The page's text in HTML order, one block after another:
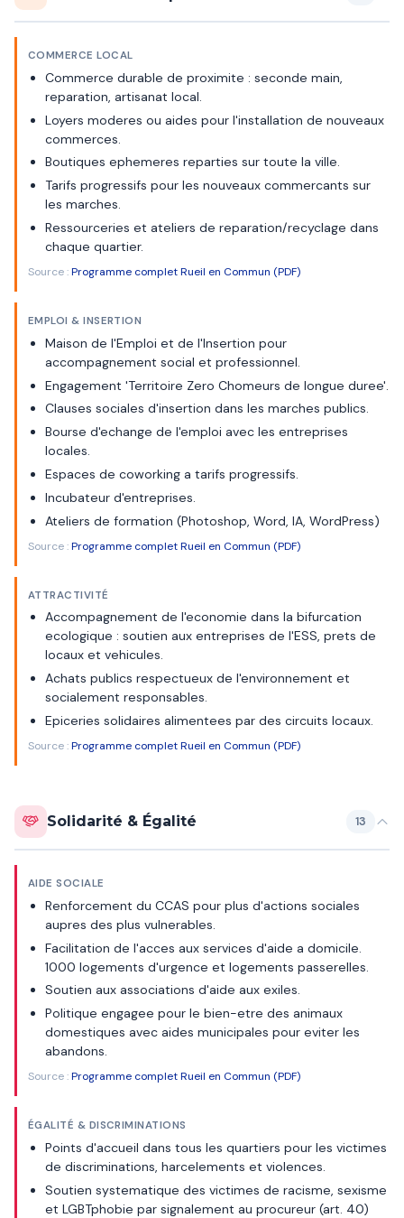
COMMERCE LOCAL
Commerce durable de proximite : seconde main,
reparation, artisanat local.
Loyers moderes ou aides pour l'installation de nouveaux
commerces.
Boutiques ephemeres reparties sur toute la ville.
Tarifs progressifs pour les nouveaux commercants sur
les marches.
Ressourceries et ateliers de reparation/recyclage dans
chaque quartier.
Source :Programme complet Rueil en Commun (PDF)
EMPLOI & INSERTION
Maison de l'Emploi et de l'Insertion pour
accompagnement social et professionnel.
Engagement 'Territoire Zero Chomeurs de longue duree'.
Clauses sociales d'insertion dans les marches publics.
Bourse d'echange de l'emploi avec les entreprises
locales.
Espaces de coworking a tarifs progressifs.
Incubateur d'entreprises.
Ateliers de formation (Photoshop, Word, IA, WordPress)
Source :Programme complet Rueil en Commun (PDF)
ATTRACTIVITÉ
Accompagnement de l'economie dans la bifurcation
ecologique : soutien aux entreprises de l'ESS, prets de
locaux et vehicules.
Achats publics respectueux de l'environnement et
socialement responsables.
Epiceries solidaires alimentees par des circuits locaux.
Source :Programme complet Rueil en Commun (PDF)
Solidarité & Égalité 13
AIDE SOCIALE
Renforcement du CCAS pour plus d'actions sociales
aupres des plus vulnerables.
Facilitation de l'acces aux services d'aide a domicile.
1000 logements d'urgence et logements passerelles.
Soutien aux associations d'aide aux exiles.
Politique engagee pour le bien-etre des animaux
domestiques avec aides municipales pour eviter les
abandons.
Source :Programme complet Rueil en Commun (PDF)
ÉGALITÉ & DISCRIMINATIONS
Points d'accueil dans tous les quartiers pour les victimes
de discriminations, harcelements et violences.
Soutien systematique des victimes de racisme, sexisme
et LGBTphobie par signalement au procureur (art. 40)